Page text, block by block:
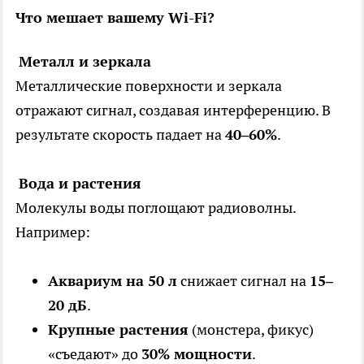
Что мешает вашему Wi-Fi?
Металл и зеркала
Металлические поверхности и зеркала
отражают сигнал, создавая интерференцию. В
результате скорость падает на40–60%.
Вода и растения
Молекулы воды поглощают радиоволны.
Например:
Аквариум на 50 л снижает сигнал на 15–
20 дБ.
Крупные растения (монстера, фикус)
«съедают» до 30% мощности.